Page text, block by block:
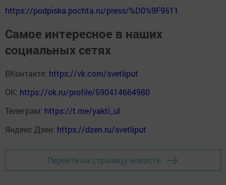
https://podpiska.pochta.ru/press/%D0%9F9511
Самое интересное в наших
социальных сетях
ВКонтакте: https://vk.com/svetliput
ОК: https://ok.ru/profile/590414664980
Телеграм: https://t.me/yakti_ul
Яндекс Дзен: https://dzen.ru/svetliput
Перейти на страницу новости